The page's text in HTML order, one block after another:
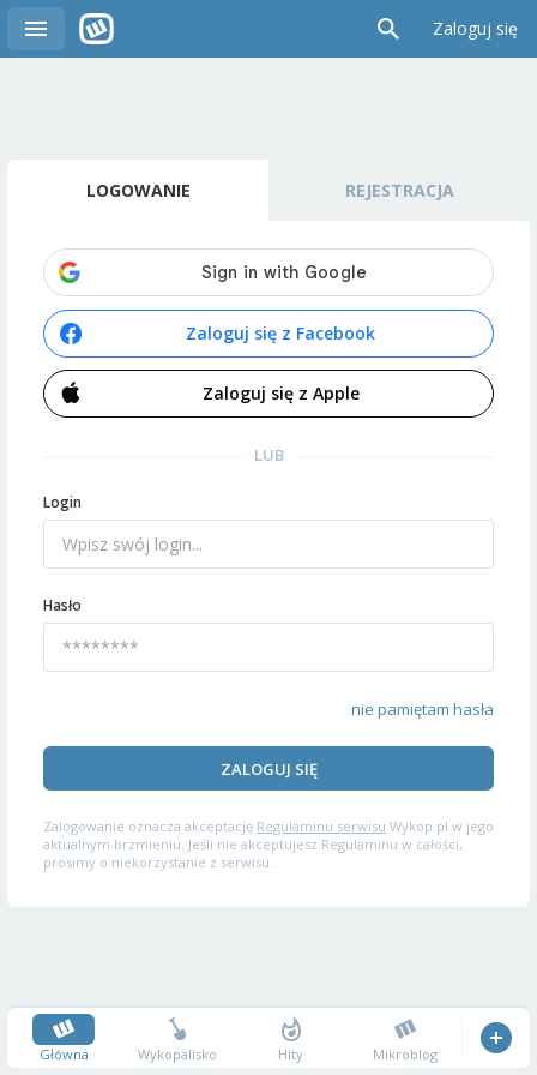
Zaloguj się
LOGOWANIE REJESTRACJA
Zaloguj się z Facebook
Zaloguj się z Apple
LUB
Login
Hasło
nie pamiętam hasła
ZALOGUJ SIĘ
Zalogowanie oznacza akceptację Regulaminu serwisu Wykop.pl w jego
aktualnym brzmieniu. Jeśli nie akceptujesz Regulaminu w całości,
prosimy o niekorzystanie z serwisu.
Główna Wykopalisko Hity Mikroblog